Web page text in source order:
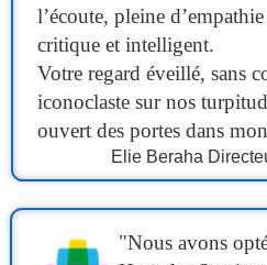
l’écoute, pleine
critique et intelligent.
Votre regard éveillé, sans
iconoclaste sur nos
ouvert des portes dans
Elie Beraha
"Nous avons